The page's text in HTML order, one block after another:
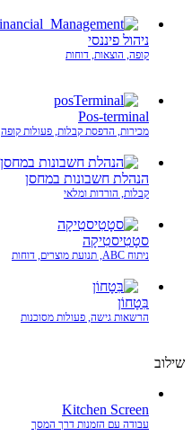
ניהול פיננסי
קופה, הוצאות, דוחות
Pos-terminal
מכירות, הדפסת קבלות, פעולות קופה
הנהלת חשבונות במחסן
קבלות, הורדות ומלאי
סטָטִיסטִיקָה
ניתוח ABC, תנועת מוצרים, דוחות
בִּטָחוֹן
הרשאות גישה, פעולות מסוכנות
שילוב
Kitchen Screen
עבודה עם הזמנות דרך המסך